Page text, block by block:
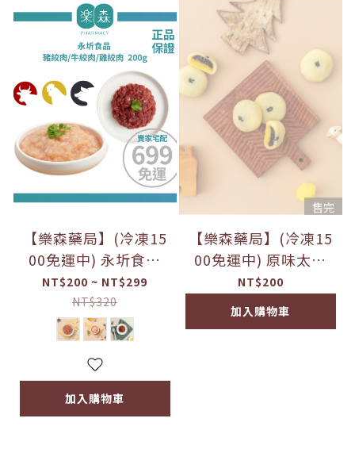
【樂森藥局】(冷凍15
00免運中) 永圻食品
『台灣』低脂溫體豬絞
肉 雞絞肉 牛絞肉 200
g
NT$200 ~ NT$299
NT$320
加入購物車
售完
【樂森藥局】(冷凍15
00免運中) 原味太太
寶寶蛋黃酥(無調味)
共4顆
NT$200
加入購物車